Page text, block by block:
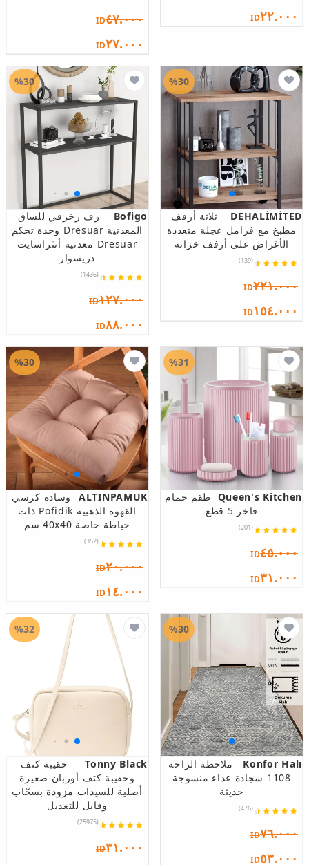
ID٢٢.٠٠٠ ID٤٧.٠٠٠
ID٢٧.٠٠٠
DEHALİMİTED
ثلاثة أرفف
مطبخ مع فرامل عجلة متعددة
الأغراض على أرفف خزانة
(139)
ID٢٢١.٠٠٠
ID١٥٤.٠٠٠
%30
Bofigo
رف زخرفي للساق
المعدنية Dresuar وحدة تحكم
Dresuar معدنية أنثراسايت
دريسوار
(1436)
ID١٢٧.٠٠٠
ID٨٨.٠٠٠
%30
Queen's Kitchen طقم حمام
فاخر 5 قطع
(201)
ID٤٥.٠٠٠
ID٣١.٠٠٠
%31
ALTINPAMUK
وسادة كرسي
القهوة الذهبية Pofidik ذات
خياطة خاصة 40x40 سم
(352)
ID٢٠.٠٠٠
ID١٤.٠٠٠
%30
Konfor Halı
ملاحظة الراحة
1108 سجادة عداء منسوجة
حديثة
(476)
ID٧٦.٠٠٠
ID٥٣.٠٠٠
%30
Tonny Black
حقيبة كتف
وحقيبة كتف أوربان صغيرة
أصلية للسيدات مزودة بسحّاب
وقابل للتعديل
(25975)
ID٣١.٠٠٠
%32